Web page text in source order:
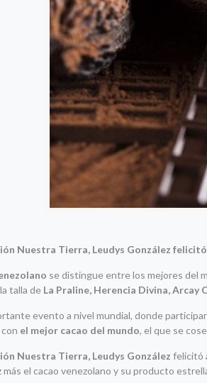
Nuestra Tierra, Leudys González
se distingue entre los mejores del
talla de La Praline, Herencia Divina, Arcay
evento a nivel mundial, donde
el mejor cacao del mundo, el que se
Nuestra Tierra, Leudys González felicitó
más el cacao venezolano y su producto